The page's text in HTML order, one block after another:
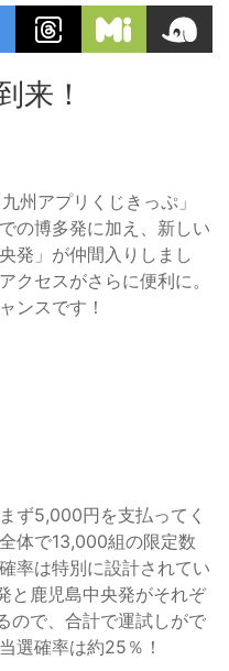
来！
州アプリくじきっぷ」
の博多発に加え、新しい
発」が仲間入りしまし
クセスがさらに便利に。
ンスです！
ず5,000円を支払ってく
体で13,000組の限定数
率は特別に設計されてい
と鹿児島中央発がそれぞ
ので、合計で運試しがで
選確率は約25％！